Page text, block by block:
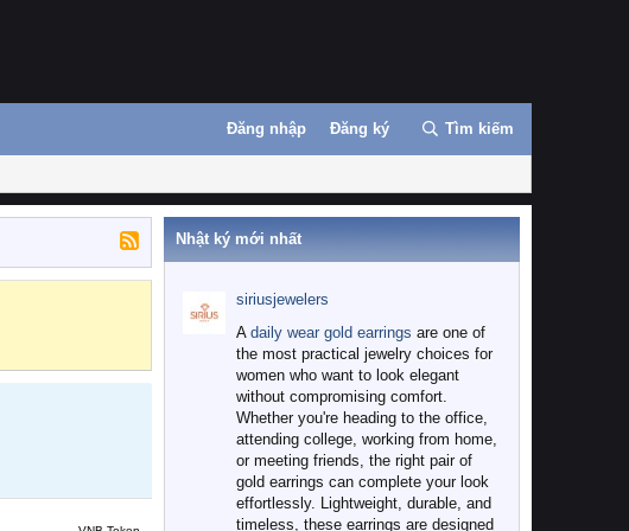
Đăng nhập Đăng ký Tìm kiếm
Nhật ký mới nhất
siriusjewelers
A daily wear gold earrings are one of
the most practical jewelry choices for
women who want to look elegant
without compromising comfort.
Whether you're heading to the office,
attending college, working from home,
or meeting friends, the right pair of
gold earrings can complete your look
effortlessly. Lightweight, durable, and
timeless, these earrings are designed